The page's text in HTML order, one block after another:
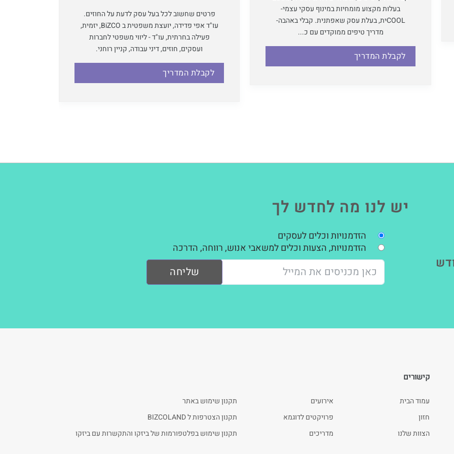
בעלות מקצוע מומחיות במינוף עסקי עצמי-
COOLית, בעלת עסק שאפתנית. קבלי באהבה-
מדריך טיפים ממוקדים עם כ...
לקבלת המדריך
פרטים שחשוב לכל בעל עסק לדעת על החוזים.
עו"ד אפי פדידה, יועצת משפטית ב BiZCO, יזמית,
פעילה בחרתית, עו"ד - ליווי משפטי לחברות
ועסקים, חוזים, דיני עבודה, קניין רוחני.
לקבלת המדריך
יש לנו מה לחדש לך
הזדמנויות וכלים לעסקים
הזדמנויות, הצעות וכלים למשאבי אנוש, רווחה, הדרכה
שליחה
קישורים
עמוד הבית
חזון
הצוות שלנו
אירועים
פרויקטים לדוגמא
מדריכים
תקנון שימוש באתר
תקנון הצטרפות ל BIZCOLAND
תקנון שימוש בפלטפורמות של ביזקו והתקשרות עם ביזקו